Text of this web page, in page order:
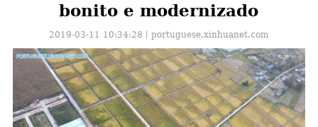
bonito e modernizado
2019-03-11 10:34:28丨portuguese.xinhuanet.com